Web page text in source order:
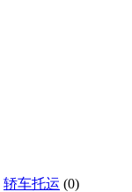
轿车托运 (0)